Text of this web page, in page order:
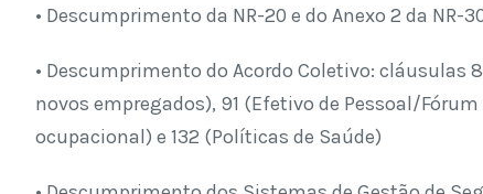
• Descumprimento da NR-20 e do Anexo 2 da NR-
• Descumprimento do Acordo Coletivo: cláusulas
novos empregados), 91 (Efetivo de Pessoal/
ocupacional) e 132 (Políticas de Saúde)